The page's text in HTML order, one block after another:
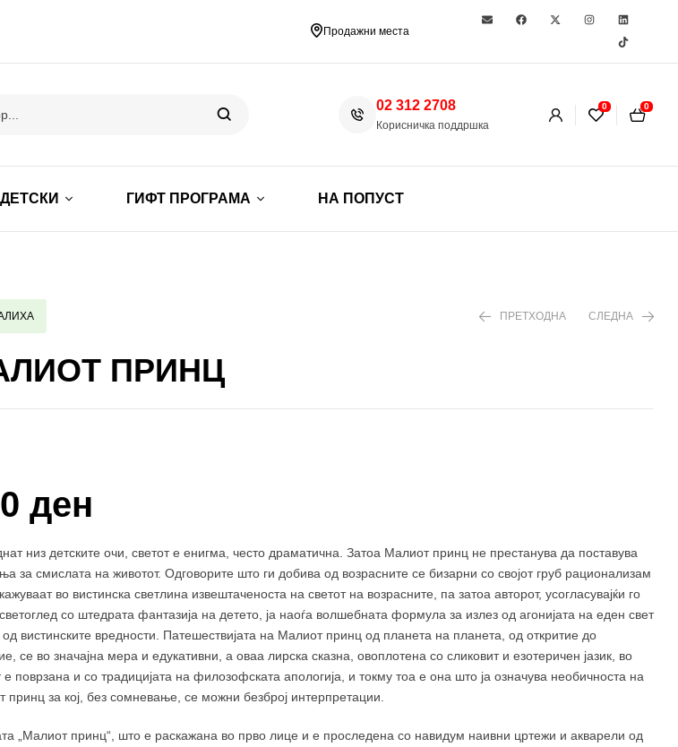
Продажни места
02 312 2708
Корисничка поддршка
0 0
ДЕТСКИ ГИФТ ПРОГРАМА НА ПОПУСТ
ПРЕТХОДНА СЛЕДНА
ПРИНЦ
ден
низ детските очи, светот е енигма, често драматична. Затоа Малиот принц не престанува да поставува
за смислата на животот. Одговорите што ги добива од возрасните се бизарни со својот груб рационализам
во вистинска светлина извештаченоста на светот на возрасните, па затоа авторот, усогласувајќи го
светоглед со штедрата фантазија на детето, ја наоѓа волшебната формула за излез од агонијата на еден свет
вистинските вредности. Патешествијата на Малиот принц од планета на планета, од откритие до
се во значајна мера и едукативни, а оваа лирска сказна, овоплотена со сликовит и езотеричен јазик, во
е поврзана и со традицијата на филозофската апологија, и токму тоа е она што ја означува необичноста на
принц за кој, без сомневање, се можни безброј интерпретации.
„Малиот принц“, што е раскажана во прво лице и е проследена со навидум наивни цртежи и акварели од